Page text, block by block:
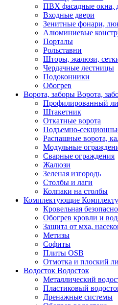
ПВХ фасадные окна,
Входные двери
Зенитные фонари,
Алюминиевые
Порталы
Рольставни
Шторы, жалюзи,
Чердачные лестницы
Подоконники
Обогрев
Ворота, заборы Ворота,
Профилированный
Штакетник
Откатные ворота
Подъемно-
Распашные ворота,
Модульные
Сварные ограждения
Жалюзи
Зеленая изгородь
Столбы и лаги
Колпаки на столбы
Комплектующие
Кровельная
Обогрев кровли и
Защита от мха,
Метизы
Софиты
Плиты OSB
Отмотка и плоский
Водосток Водосток
Металлический
Пластиковый
Дренажные системы